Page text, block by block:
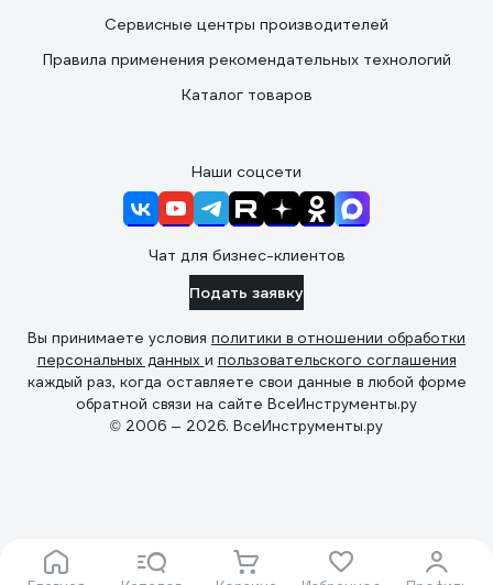
Сервисные центры производителей
Правила применения рекомендательных технологий
Каталог товаров
Наши соцсети
Чат для бизнес-клиентов
Подать заявку
Вы принимаете условия политики в отношении обработки
персональных данных и пользовательского соглашения
каждый раз, когда оставляете свои данные в любой форме
обратной связи на сайте ВсеИнструменты.ру
© 2006 — 2026. ВсеИнструменты.ру